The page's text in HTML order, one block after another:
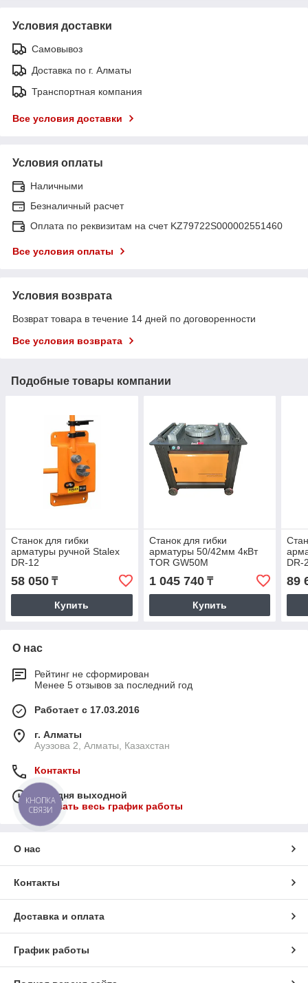
Условия доставки
Самовывоз
Доставка по г. Алматы
Транспортная компания
Все условия доставки
Условия оплаты
Наличными
Безналичный расчет
Оплата по реквизитам на счет KZ79722S000002551460
Все условия оплаты
Условия возврата
Возврат товара в течение 14 дней по договоренности
Все условия возврата
Подобные товары компании
Станок для гибки
арматуры ручной Stalex
DR-12
58 050 ₸
Купить
Станок для гибки
арматуры 50/42мм 4кВт
TOR GW50M
1 045 740₸
Купить
DR-
89
О нас
Рейтинг не сформирован
Менее 5 отзывов за последний год
Работает с 17.03.2016
г. Алматы
Ауэзова 2, Алматы, Казахстан
Контакты
Сегодня выходной
Показать весь график работы
О нас
Контакты
Доставка и оплата
График работы
КНОПКА
СВЯЗИ